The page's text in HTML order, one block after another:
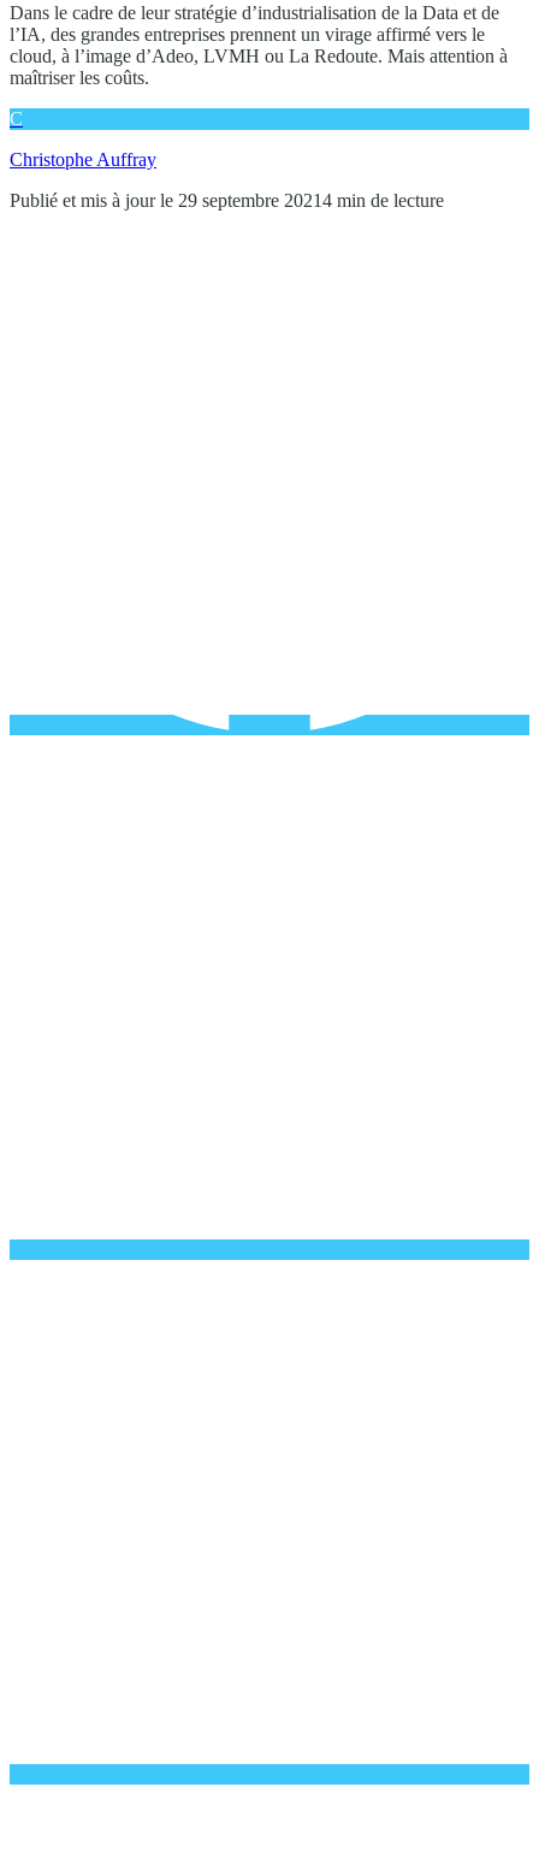
Dans le cadre de leur stratégie d’industrialisation de la Data et de
l’IA, des grandes entreprises prennent un virage affirmé vers le
cloud, à l’image d’Adeo, LVMH ou La Redoute. Mais attention à
maîtriser les coûts.
C
Christophe Auffray
Publié et mis à jour le 29 septembre 20214 min de lecture